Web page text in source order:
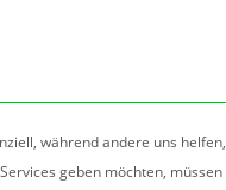
während andere uns
geben möchten,